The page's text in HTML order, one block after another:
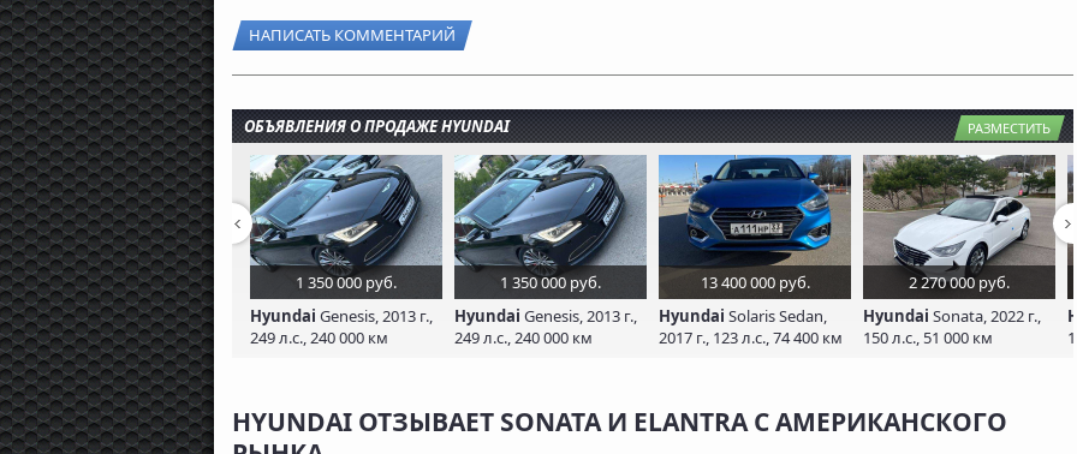
НАПИСАТЬ КОММЕНТАРИЙ
ОБЪЯВЛЕНИЯ О ПРОДАЖЕ HYUNDAI РАЗМЕСТИТЬ
1 350 000 руб.
Hyundai Genesis, 2013 г.,
249 л.с., 240 000 км
1 350 000 руб.
Hyundai Genesis, 2013 г.,
249 л.с., 240 000 км
13 400 000 руб.
Hyundai Solaris Sedan,
2017 г., 123 л.с., 74 400 км
2 270 000 руб.
Hyundai Sonata, 2022 г.,
150 л.с., 51 000 км
HYUNDAI ОТЗЫВАЕТ SONATA И ELANTRA С АМЕРИКАНСКОГО